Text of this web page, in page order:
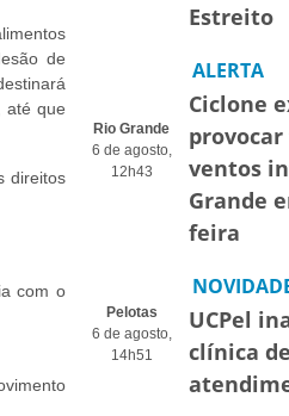
de
até que
direitos
com o
Estreito
Rio Grande
6 de agosto,
12h43
ALERTA
Ciclone
ventos
Grande
feira
Pelotas
6 de agosto,
14h51
UCPel
clínica